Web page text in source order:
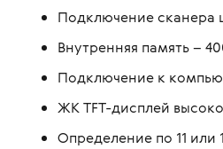
Подключение сканера
Внутренняя память –
Подключение к
ЖК TFT-дисплей
Определение по 11 или